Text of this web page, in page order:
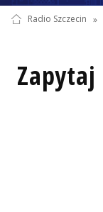
Radio Szczecin »
Zapytaj